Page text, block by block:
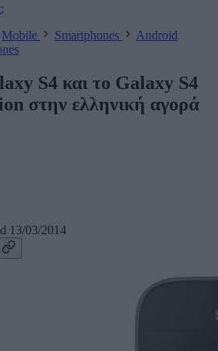
Mobile Smartphones
Android
S4 και το Galaxy S4
στην ελληνική αγορά
13/03/2014